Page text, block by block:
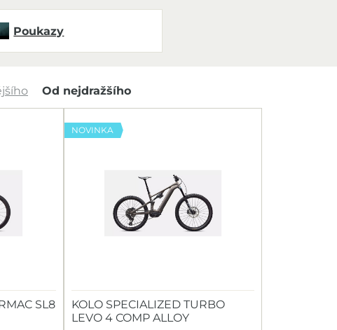
Poukazy
Od nejdražšího
SL8
NOVINKA
KOLO SPECIALIZED TURBO
LEVO 4 COMP ALLOY